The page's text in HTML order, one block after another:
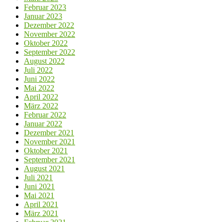
Februar 2023
Januar 2023
Dezember 2022
November 2022
Oktober 2022
September 2022
August 2022
Juli 2022
Juni 2022
Mai 2022
April 2022
März 2022
Februar 2022
Januar 2022
Dezember 2021
November 2021
Oktober 2021
September 2021
August 2021
Juli 2021
Juni 2021
Mai 2021
April 2021
März 2021